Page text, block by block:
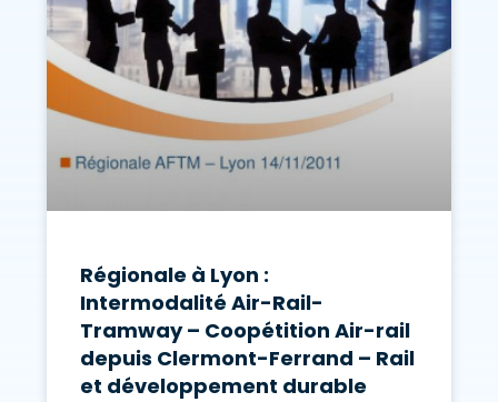
Régionale à Lyon :
Intermodalité Air-Rail-
Tramway – Coopétition Air-rail
depuis Clermont-Ferrand – Rail
et développement durable